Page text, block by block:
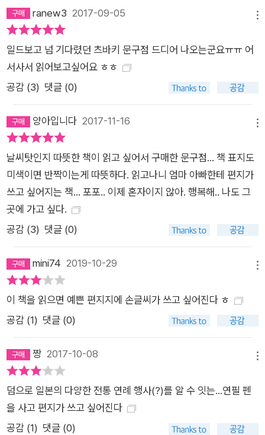
ranew3 2017-09-05
일드보고 넘 기다렸던 츠바키 문구점 드디어 나오는군요ㅠㅠ 어
서사서 읽어보고싶어요 ㅎㅎ
공감 (3) 댓글 (0)
양아입니다 2017-11-16
날씨탓인지 따뜻한 책이 읽고 싶어서 구매한 문구점... 책 표지도
미색이면 반짝이는게 따뜻하다. 읽고나니 엄마 아빠한테 편지가
쓰고 싶어지는 책... 포포.. 이제 혼자이지 않아. 행복해.. 나도 그
곳에 가고 싶다.
공감 (3) 댓글 (0)
mini74 2019-10-29
이 책을 읽으면 예쁜 편지지에 손글씨가 쓰고 싶어진다 ㅎ
공감 (1) 댓글 (0)
짱 2017-10-08
덤으로 일본의 다양한 전통 연례 행사(?)를 알 수 잇는...연필 펜
을 사고 편지가 쓰고 싶어진다
공감 (1) 댓글 (0)